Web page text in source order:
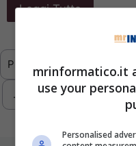
Leggi Tutto
Previous
… 293 Next
mrinformatico.it
use your
Personalised